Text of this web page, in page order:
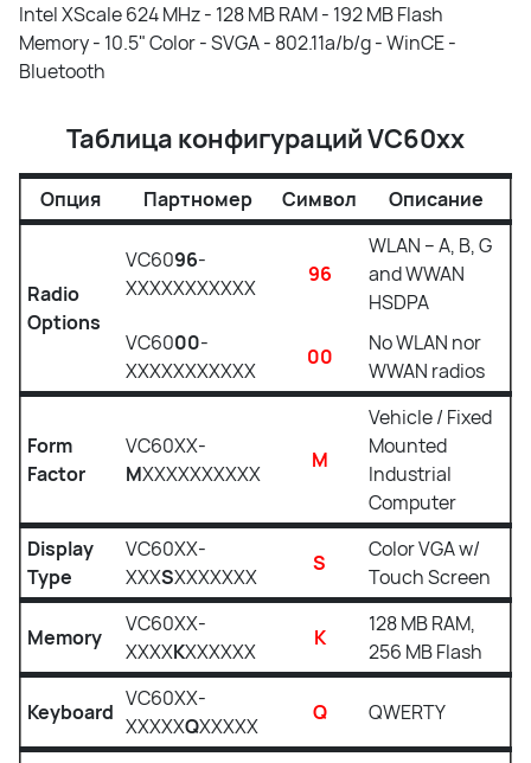
Intel XScale 624 MHz - 128 MB RAM - 192 MB Flash
Memory - 10.5" Color - SVGA - 802.11a/b/g - WinCE -
Bluetooth
Таблица конфигураций VC60xx
Опция Партномер Символ Описание
Radio
Options
VC6096-
XXXXXXXXXXX
96
WLAN – A, B, G
and WWAN
HSDPA
VC6000-
XXXXXXXXXXX
00
No WLAN nor
WWAN radios
Form
Factor
VC60XX-
MXXXXXXXXXX
M
Vehicle / Fixed
Mounted
Industrial
Computer
Display
Type
VC60XX-
XXXSXXXXXXX
S
Color VGA w/
Touch Screen
Memory
VC60XX-
XXXXKXXXXXX
K
128 MB RAM,
256 MB Flash
Keyboard
VC60XX-
XXXXXQXXXXX
Q QWERTY